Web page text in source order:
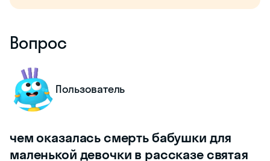
Вопрос
Пользователь
чем оказалась смерть бабушки для
маленькой девочки в рассказе святая